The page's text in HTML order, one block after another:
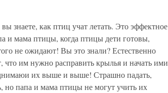
знаете, как птиц учат летать. Это эффектное
и мама птицы, когда птицы дети готовы,
не ожидают! Вы это знали? Естественно
им нужно расправить крылья и начать ими
их выше и выше! Страшно падать,
но папа и мама птицы не могут учить их